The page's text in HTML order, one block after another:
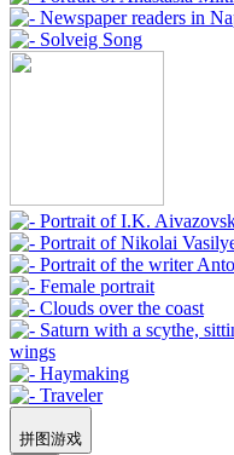
拼图游戏